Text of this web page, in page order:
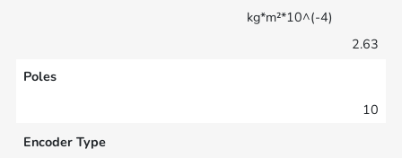
kg*m²*10^(-4)
2.63
Poles
10
Encoder Type